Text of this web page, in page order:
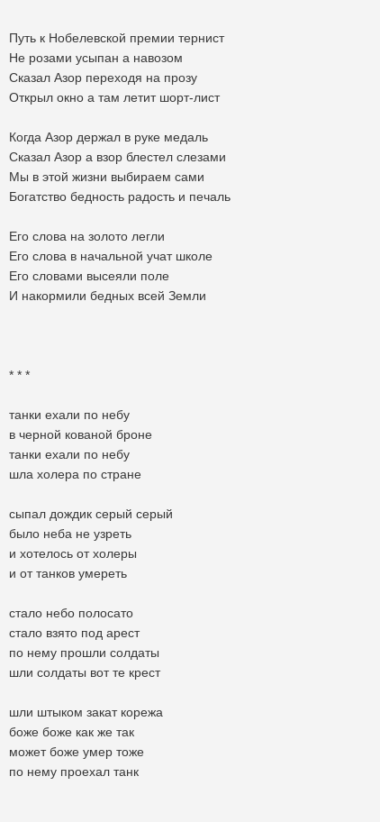
Путь к Нобелевской премии тернист
Не розами усыпан а навозом
Сказал Азор переходя на прозу
Открыл окно а там летит шорт-лист
Когда Азор держал в руке медаль
Сказал Азор а взор блестел слезами
Мы в этой жизни выбираем сами
Богатство бедность радость и печаль
Его слова на золото легли
Его слова в начальной учат школе
Его словами высеяли поле
И накормили бедных всей Земли
* * *
танки ехали по небу
в черной кованой броне
танки ехали по небу
шла холера по стране
сыпал дождик серый серый
было неба не узреть
и хотелось от холеры
и от танков умереть
стало небо полосато
стало взято под арест
по нему прошли солдаты
шли солдаты вот те крест
шли штыком закат корежа
боже боже как же так
может боже умер тоже
по нему проехал танк